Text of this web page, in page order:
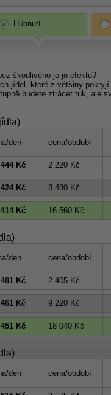
Hubnutí
škodlivého jo-jo efektu?
jídel, které z většiny
budete ztrácet tuk, ale
den cena/období
444 Kč 2 220 Kč
424 Kč 8 480 Kč
414 Kč 16 560 Kč
den cena/období
481 Kč 2 405 Kč
461 Kč 9 220 Kč
451 Kč 18 040 Kč
den cena/období